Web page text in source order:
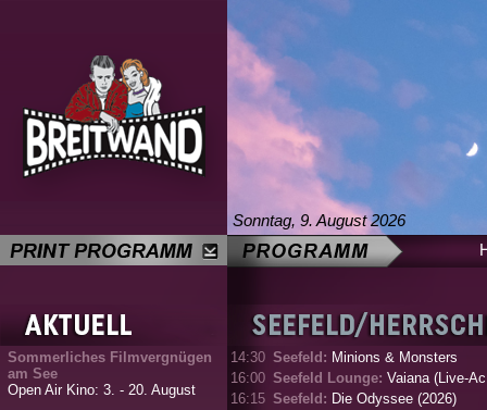
Sonntag, 9. August 2026
Sommerliches Filmvergnügen
am See
Open Air Kino: 3. - 20. August
14:30 Seefeld: Minions & Monsters
16:00 Seefeld Lounge: Vaiana (Live-
16:15 Seefeld: Die Odyssee (2026)